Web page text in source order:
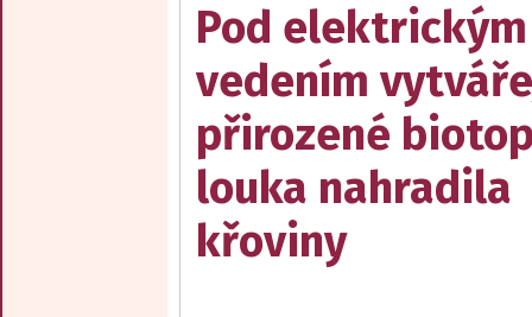
Pod elektrickým
vedením
přirozené
louka nahradila
křoviny